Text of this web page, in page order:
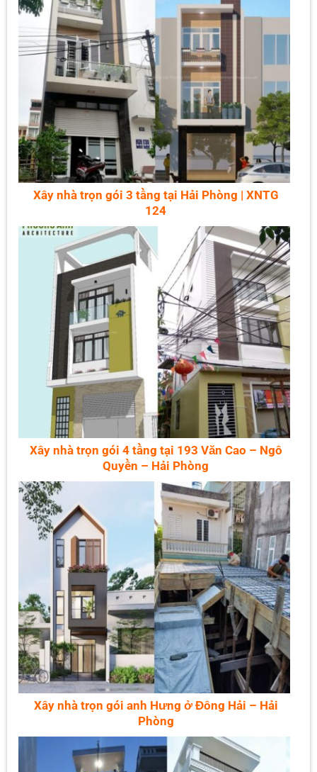
Xây nhà trọn gói 3 tầng tại Hải Phòng | XNTG
124
Xây nhà trọn gói 4 tầng tại 193 Văn Cao – Ngô
Quyền – Hải Phòng
Xây nhà trọn gói anh Hưng ở Đông Hải – Hải
Phòng